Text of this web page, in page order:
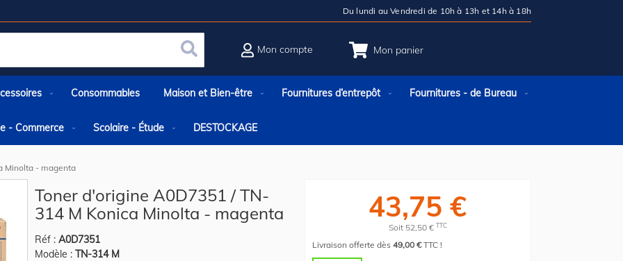
Du lundi au Vendredi de 10h à 13h et 14h à 18h
Mon panier
Rechercher
Mon compte
Consommables Maison et Bien-être Fournitures d’entrepôt Fournitures - de Bureau
- Commerce Scolaire - Étude DESTOCKAGE
Minolta - magenta
Toner d'origine A0D7351 / TN-
314 M Konica Minolta - magenta
Réf : A0D7351
Modèle : TN-314 M
43,75 €
Soit 52,50 € TTC
Livraison offerte dès49,00 €TTC !